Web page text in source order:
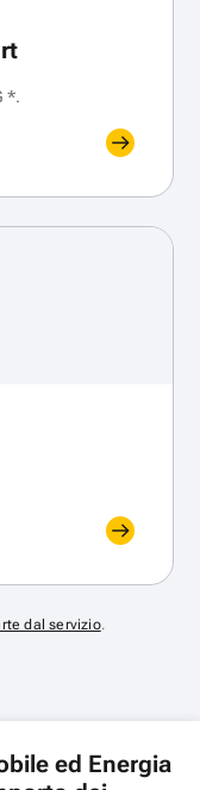
*.
dal servizio.
ed Energia